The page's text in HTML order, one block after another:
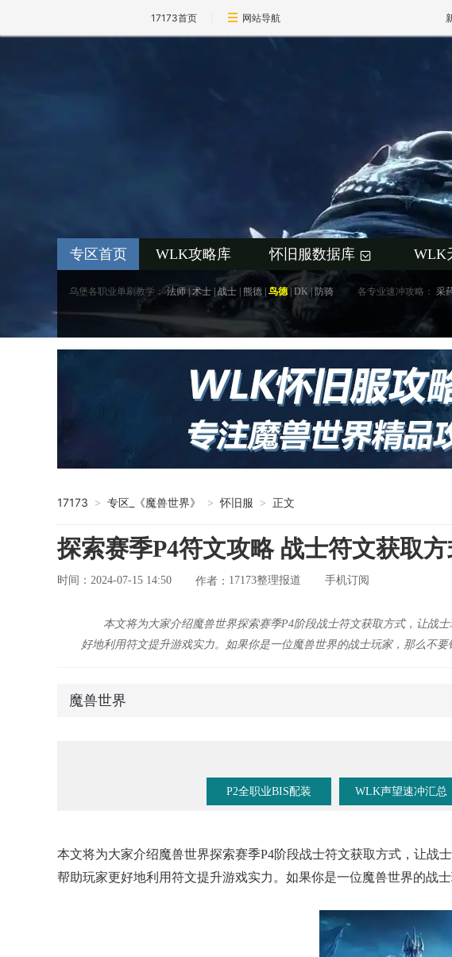
17173首页 网站导航
专区首页 WLK攻略库 怀旧服数据库 + WLK
乌堡各职业单刷教学： 法师 术士 |战士 熊德 鸟德| DK|防骑 各专业速冲攻略： 采
17173 > 专区_《魔兽世界》 > 怀旧服 > 正文
探索赛季P4符文攻略 战士符文获取
时间：2024-07-15 14:50 作者： 17173整理报道 手机订阅
本文将为大家介绍魔兽世界探索赛季P4阶段战士符文获取方式，让战
好地利用符文提升游戏实力。如果你是一位魔兽世界的战士玩家，那么不
魔兽世界
P2全职业BIS配装 WLK声望速冲汇总
本文将为大家介绍魔兽世界探索赛季P4阶段战士符文获取方式，让战
帮助玩家更好地利用符文提升游戏实力。如果你是一位魔兽世界的战